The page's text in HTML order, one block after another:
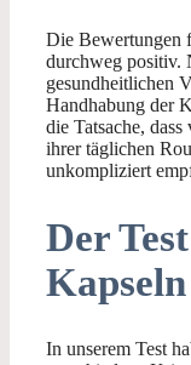
Die Bewertungen
durchweg positiv.
gesundheitlichen
Handhabung der
die Tatsache,
ihrer täglichen
unkompliziert
Der
In unserem Test